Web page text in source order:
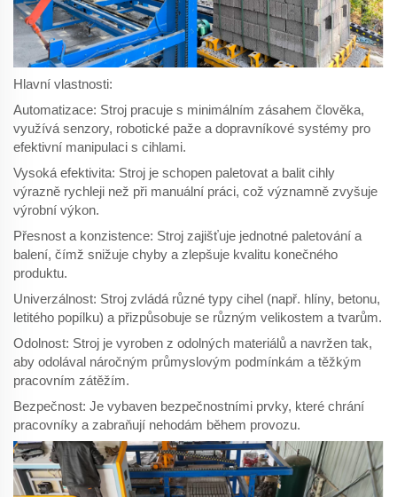
Hlavní vlastnosti:
Automatizace: Stroj pracuje s minimálním zásahem člověka,
využívá senzory, robotické paže a dopravníkové systémy pro
efektivní manipulaci s cihlami.
Vysoká efektivita: Stroj je schopen paletovat a balit cihly
výrazně rychleji než při manuální práci, což významně zvyšuje
výrobní výkon.
Přesnost a konzistence: Stroj zajišťuje jednotné paletování a
balení, čímž snižuje chyby a zlepšuje kvalitu konečného
produktu.
Univerzálnost: Stroj zvládá různé typy cihel (např. hlíny, betonu,
letitého popílku) a přizpůsobuje se různým velikostem a tvarům.
Odolnost: Stroj je vyroben z odolných materiálů a navržen tak,
aby odolával náročným průmyslovým podmínkám a těžkým
pracovním zátěžím.
Bezpečnost: Je vybaven bezpečnostními prvky, které chrání
pracovníky a zabraňují nehodám během provozu.